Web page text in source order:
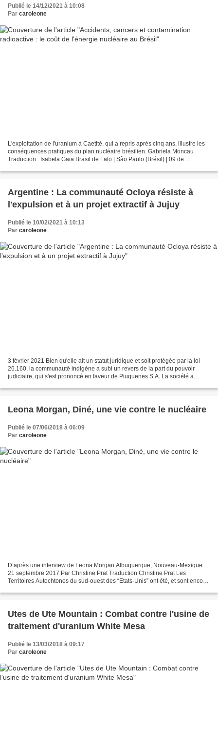
Publié le 14/12/2021 à 10:08
Par caroleone
L'exploitation de l'uranium à Caetité, qui a repris après cinq ans, illustre les
conséquences pratiques du plan nucléaire brésilien. Gabriela Moncau
Traduction : Isabela Gaia Brasil de Fato | São Paulo (Brésil) | 09 de
Argentine : La communauté Ocloya résiste à
l'expulsion et à un projet extractif à Jujuy
Publié le 10/02/2021 à 10:13
Par caroleone
3 février 2021 Bien qu'elle ait un statut juridique et soit protégée par la loi
26.160, la communauté indigène a subi un revers de la part du pouvoir
judiciaire, qui s'est prononcé en faveur de Piuquenes S.A. La société a
Leona Morgan, Diné, une vie contre le nucléaire
Publié le 07/06/2018 à 06:09
Par caroleone
D’après une interview de Leona Morgan Albuquerque, Nouveau-Mexique
21 septembre 2017 Par Christine Prat Traduction Christine Prat Les
Territoires Autochtones du sud-ouest des “Etats-Unis” ont été, et sont encore,
Utes de Ute Mountain : Combat contre l'usine de
traitement d'uranium White Mesa
Publié le 13/03/2018 à 09:17
Par caroleone